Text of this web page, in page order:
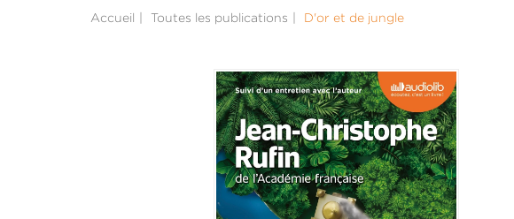
Accueil Toutes les publications D'or et de jungle